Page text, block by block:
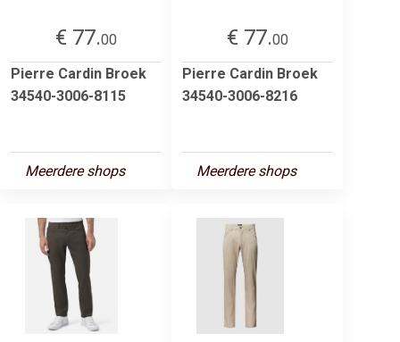
€ 77.00
Pierre Cardin Broek
34540-3006-8115
Meerdere shops
€ 77.00
Pierre Cardin Broek
34540-3006-8216
Meerdere shops